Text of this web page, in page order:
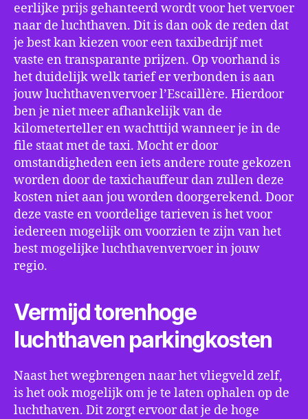
eerlijke prijs gehanteerd wordt voor het vervoer
naar de luchthaven. Dit is dan ook de reden dat
je best kan kiezen voor een taxibedrijf met
vaste en transparante prijzen. Op voorhand is
het duidelijk welk tarief er verbonden is aan
jouw luchthavenvervoer l’Escaillère. Hierdoor
ben je niet meer afhankelijk van de
kilometerteller en wachttijd wanneer je in de
file staat met de taxi. Mocht er door
omstandigheden een iets andere route gekozen
worden door de taxichauffeur dan zullen deze
kosten niet aan jou worden doorgerekend. Door
deze vaste en voordelige tarieven is het voor
iedereen mogelijk om voorzien te zijn van het
best mogelijke luchthavenvervoer in jouw
regio.
Vermijd torenhoge
luchthaven parkingkosten
Naast het wegbrengen naar het vliegveld zelf,
is het ook mogelijk om je te laten ophalen op de
luchthaven. Dit zorgt ervoor dat je de hoge